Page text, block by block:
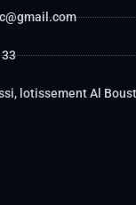
33
lotissement Al